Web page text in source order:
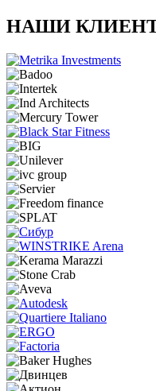
НАШИ